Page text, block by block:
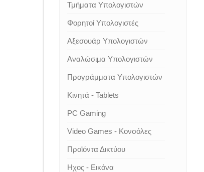
Τμήματα Υπολογιστών
Φορητοί Υπολογιστές
Αξεσουάρ Υπολογιστών
Αναλώσιμα Υπολογιστών
Προγράμματα Υπολογιστών
Κινητά - Tablets
PC Gaming
Video Games - Κονσόλες
Προϊόντα Δικτύου
Ηχος - Εικόνα